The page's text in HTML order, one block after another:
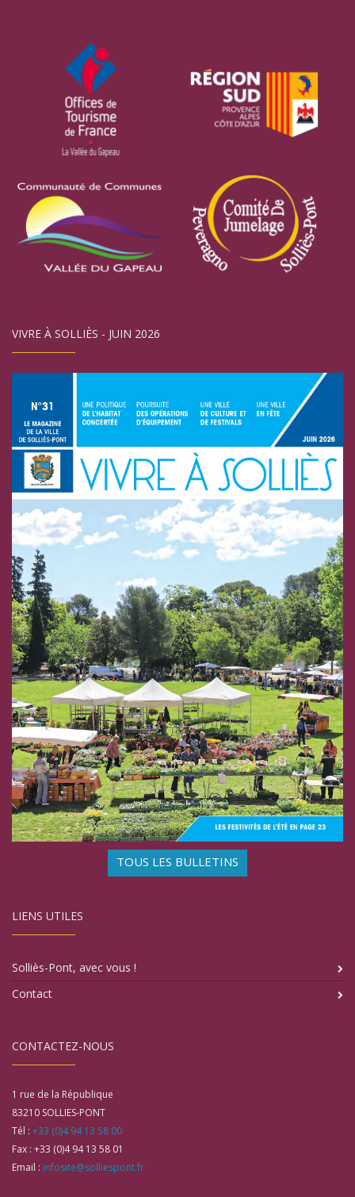
VIVRE À SOLLIÈS - JUIN 2026
TOUS LES BULLETINS
LIENS UTILES
Solliès-Pont, avec vous !
Contact
CONTACTEZ-NOUS
1 rue de la République
83210 SOLLIES-PONT
Tél : +33 (0)4 94 13 58 00
Fax : +33 (0)4 94 13 58 01
Email : infosite@solliespont.fr